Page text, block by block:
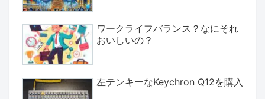
ワークライフバランス？なにそれ
おいしいの？
左テンキーなKeychron Q12を購入